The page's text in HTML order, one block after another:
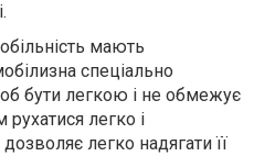
мають
спеціально
бути легкою і не обмежує
легко і
легко надягати її